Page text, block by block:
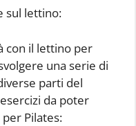
sul lettino:
con il lettino per
una serie di
parti del
da poter
Pilates: